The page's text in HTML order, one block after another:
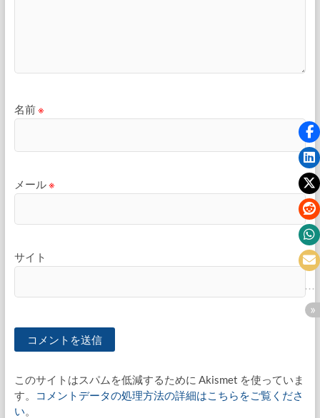
名前※
メール※
サイト
このサイトはスパムを低減するために Akismet を使っていま
す。
コメントデータの処理方法の詳細はこちらをご覧くださ
い